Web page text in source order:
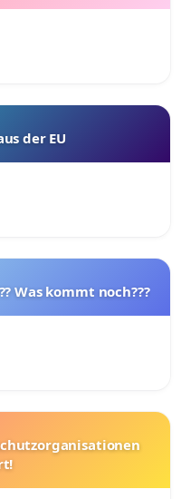
der EU
Was kommt noch???